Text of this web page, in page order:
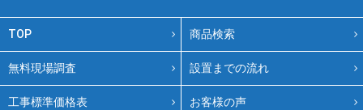
TOP 商品検索
無料現場調査 設置までの流れ
工事標準価格表 お客様の声